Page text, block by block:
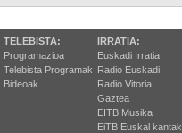
TELEBISTA:
Programazioa
Telebista Programak
Bideoak
IRRATIA:
Euskadi Irratia
Radio Euskadi
Radio Vitoria
Gaztea
EITB Musika
EiTB Euskal kantak